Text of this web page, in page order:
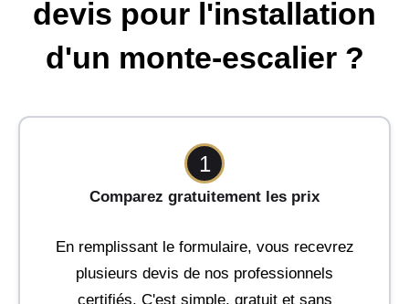
devis pour l'installation
d'un monte-escalier ?
1
Comparez gratuitement les prix
En remplissant le formulaire, vous recevrez
plusieurs devis de nos professionnels
certifiés. C'est simple, gratuit et sans